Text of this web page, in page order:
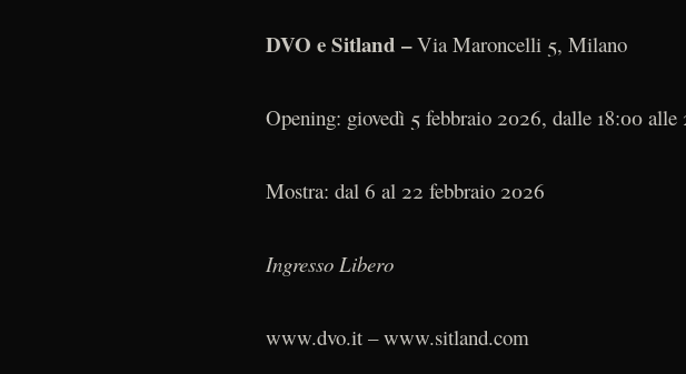
DVO e Sitland –Via Maroncelli 5, Milano
Opening: giovedì 5 febbraio 2026, dalle 18:00 alle
Mostra: dal 6 al 22 febbraio 2026
Ingresso Libero
www.dvo.it – www.sitland.com